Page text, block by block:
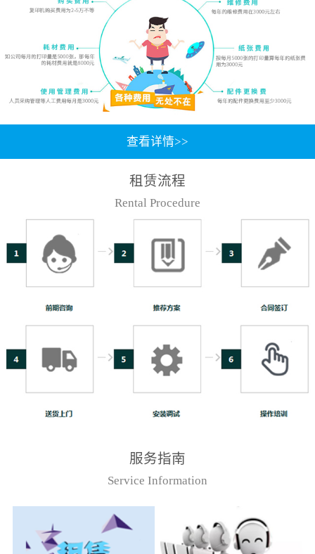
查看详情>>
租赁流程
Rental Procedure
服务指南
Service Information